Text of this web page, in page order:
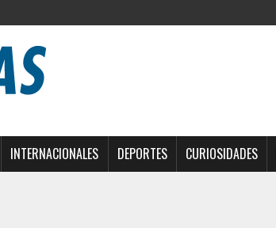
INTERNACIONALES DEPORTES CURIOSIDADES